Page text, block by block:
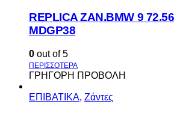
REPLICA ZAN.BMW 9
MDGP38
0 out of 5
ΓΡΗΓΟΡΗ ΠΡΟΒΟΛΗ
ΕΠΙΒΑΤΙΚΑ, Ζάντες